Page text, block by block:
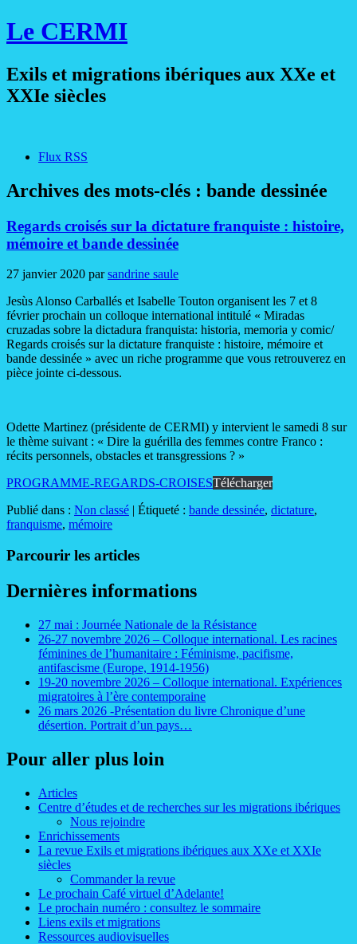
Le CERMI
Exils et migrations ibériques aux XXe et
XXIe siècles
Flux RSS
Archives des mots-clés : bande dessinée
Regards croisés sur la dictature franquiste : histoire,
mémoire et bande dessinée
27 janvier 2020 parsandrine saule
Jesùs Alonso Carballés et Isabelle Touton organisent les 7 et 8
février prochain un colloque international intitulé « Miradas
cruzadas sobre la dictadura franquista: historia, memoria y comic/
Regards croisés sur la dictature franquiste : histoire, mémoire et
bande dessinée » avec un riche programme que vous retrouverez en
pièce jointe ci-dessous.
Odette Martinez (présidente de CERMI) y intervient le samedi 8 sur
le thème suivant : « Dire la guérilla des femmes contre Franco :
récits personnels, obstacles et transgressions ? »
PROGRAMME-REGARDS-CROISESTélécharger
Publié dans : Non classé | Étiqueté : bande dessinée, dictature,
franquisme, mémoire
Parcourir les articles
Dernières informations
27 mai : Journée Nationale de la Résistance
26-27 novembre 2026 – Colloque international. Les racines
féminines de l’humanitaire : Féminisme, pacifisme,
antifascisme (Europe, 1914-1956)
19-20 novembre 2026 – Colloque international. Expériences
migratoires à l’ère contemporaine
26 mars 2026 -Présentation du livre Chronique d’une
désertion. Portrait d’un pays…
Pour aller plus loin
Articles
Centre d’études et de recherches sur les migrations ibériques
Nous rejoindre
Enrichissements
La revue Exils et migrations ibériques aux XXe et XXIe
siècles
Commander la revue
Le prochain Café virtuel d’Adelante!
Le prochain numéro : consultez le sommaire
Liens exils et migrations
Ressources audiovisuelles